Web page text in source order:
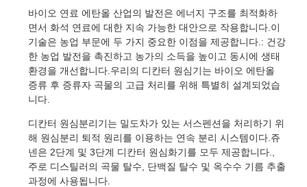
바이오 연료 에탄올 산업의 발전은 에너지 구조를 최적화하
면서 화석 연료에 대한 지속 가능한 대안으로 작용합니다.이
기술은 농업 부문에 두 가지 중요한 이점을 제공합니다.: 건강
한 농업 발전을 촉진하고 농가의 소득을 높이고 동시에 생태
환경을 개선합니다.우리의 디칸터 원심기는 바이오 에탄올
증류 후 증류자 곡물의 고급 처리를 위해 특별히 설계되었습
니다.
디칸터 원심분리기는 밀도차가 있는 서스펜션을 처리하기 위
해 원심분리 퇴적 원리를 이용하는 연속 분리 시스템이다.쥬
넨은 2단계 및 3단계 디칸터 원심화기를 모두 제공합니다.,
주로 디스틸러의 곡물 탈수, 단백질 탈수 및 옥수수 기름 추출
과정에 사용됩니다.